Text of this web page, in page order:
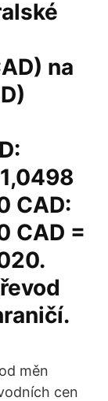
na
CAD:
CAD =
měn
cen